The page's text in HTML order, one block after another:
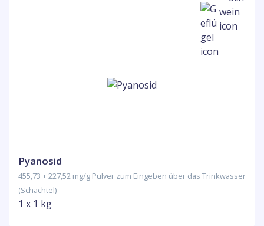
Pyanosid
455,73 + 227,52 mg/g Pulver zum Eingeben über das Trinkwasser
(Schachtel)
1 x 1 kg